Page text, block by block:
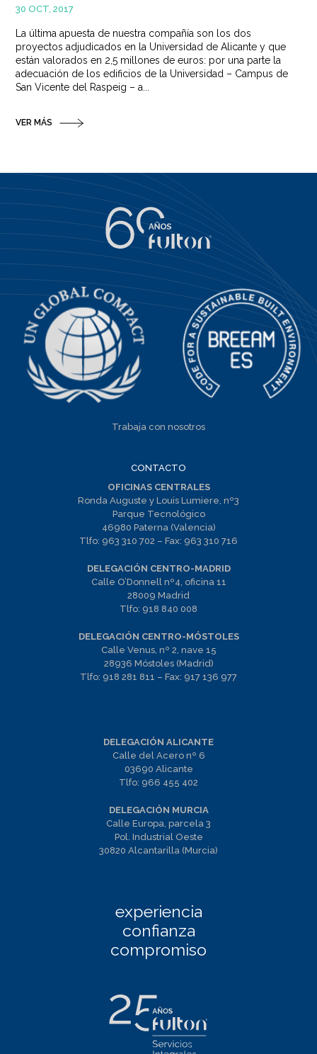
30 OCT, 2017
La última apuesta de nuestra compañía son los dos
proyectos adjudicados en la Universidad de Alicante y que
están valorados en 2,5 millones de euros: por una parte la
adecuación de los edificios de la Universidad – Campus de
San Vicente del Raspeig – a...
VER MÁS
Trabaja con nosotros
CONTACTO
OFICINAS CENTRALES
Ronda Auguste y Louis Lumiere, nº3
Parque Tecnológico
46980 Paterna (Valencia)
Tlfo: 963 310 702 – Fax: 963 310 716
DELEGACIÓN CENTRO-MADRID
Calle O’Donnell nº4, oficina 11
28009 Madrid
Tlfo: 918 840 008
DELEGACIÓN CENTRO-MÓSTOLES
Calle Venus, nº 2, nave 15
28936 Móstoles (Madrid)
Tlfo: 918 281 811 – Fax: 917 136 977
DELEGACIÓN ALICANTE
Calle del Acero nº 6
03690 Alicante
Tlfo: 966 455 402
DELEGACIÓN MURCIA
Calle Europa, parcela 3
Pol. Industrial Oeste
30820 Alcantarilla (Murcia)
experiencia
confianza
compromiso